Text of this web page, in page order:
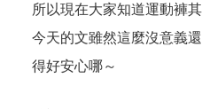
所以現在大家知道運動褲
今天的文雖然這麼沒意義
得好安心哪～